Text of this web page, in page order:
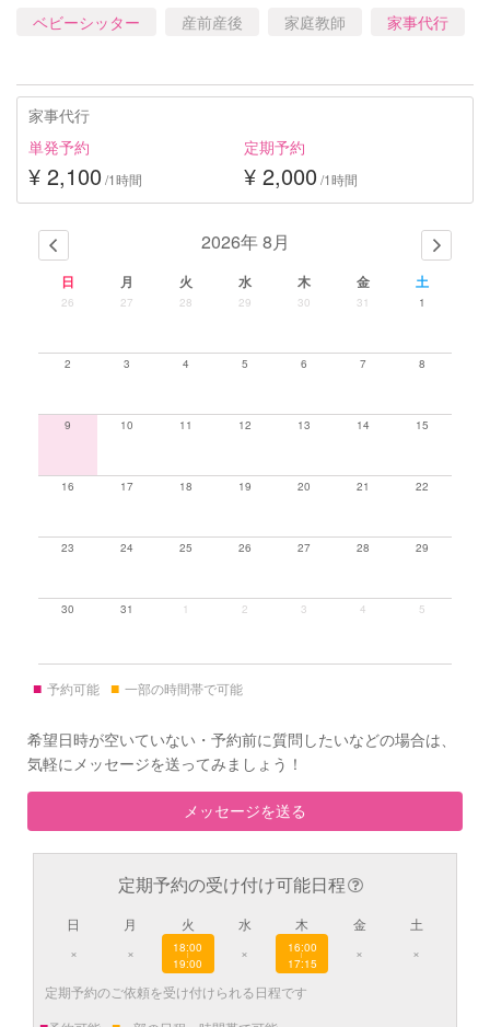
ベビーシッター 産前産後 家庭教師 家事代行
家事代行
単発予約
¥ 2,100 /1時間
定期予約
¥ 2,000 /1時間
2026年 8月
日 月 火 水 木 金 土
26 27 28 29 30 31 1
2 3 4 5 6 7 8
9 10 11 12 13 14 15
16 17 18 19 20 21 22
23 24 25 26 27 28 29
30 31 1 2 3 4 5
■ 予約可能 ■ 一部の時間帯で可能
希望日時が空いていない・予約前に質問したいなどの場合は、
気軽にメッセージを送ってみましょう！
メッセージを送る
定期予約の受け付け可能日程
日
×
月
×
火
18:00
|
19:00
水
×
木
16:00
|
17:15
金
×
土
×
定期予約のご依頼を受け付けられる日程です